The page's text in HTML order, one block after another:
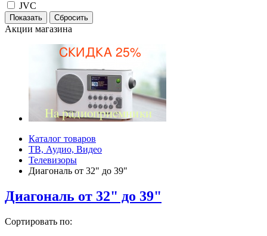
JVC
Акции магазина
Каталог товаров
ТВ, Аудио, Видео
Телевизоры
Диагональ от 32" до 39"
Диагональ от 32" до 39"
Сортировать по: